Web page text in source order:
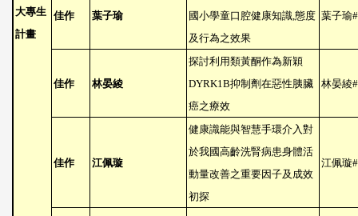
大專生
計畫
佳作 葉子瑜
國小學童口腔健康知識, 態度
及行為之效果
葉子瑜
佳作 林晏綾
探討利用類黃酮作為新穎
DYRK1B抑制劑在惡性胰臟
癌之療效
林晏綾
佳作 江佩璇
健康識能與智慧手環介入對
於我國高齡洗腎病患身體活
動量改善之重要因子及成效
初探
江佩璇